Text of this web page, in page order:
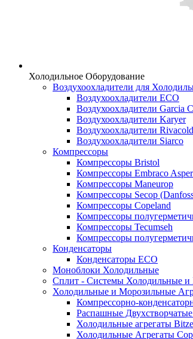
Холодильное Оборудование
Воздухоохладители для
Воздухоохладители ECO
Воздухоохладители Garcia
Воздухоохладители Karyer
Воздухоохладители Rivacold
Воздухоохладители Siarco
Компрессоры
Компрессоры Bristol
Компрессоры Embraco
Компрессоры Maneurop
Компрессоры Secop
Компрессоры Copeland
Компрессоры
Компрессоры Tecumseh
Компрессоры
Конденсаторы
Конденсаторы ECO
Моноблоки Холодильные
Сплит - Системы Холодильные и
Холодильные и Морозильные
Компрессорно-
Распашные
Холодильные агрегаты
Холодильные Агрегаты